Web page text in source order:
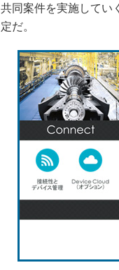
共同案件を実施してい
定だ。